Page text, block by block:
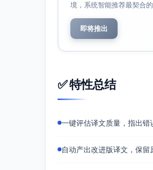
境，系统智能推荐最契合
即将推出
✅ 特性总结
一键评估译文质量，指出错
自动产出改进版译文，保留